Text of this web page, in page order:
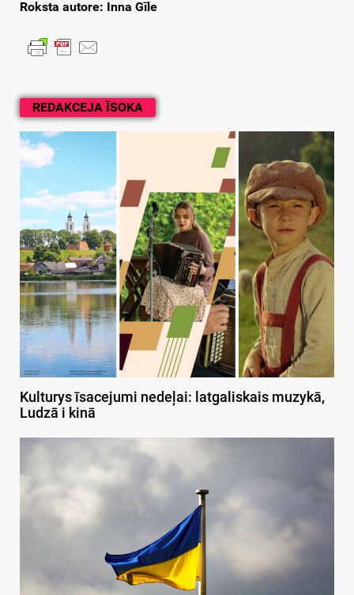
REDAKCEJA ĪSOKA
Kulturys īsacejumi nedeļai: latgaliskais muzykā,
Ludzā i kinā
Roksta autore: Inna Gīle